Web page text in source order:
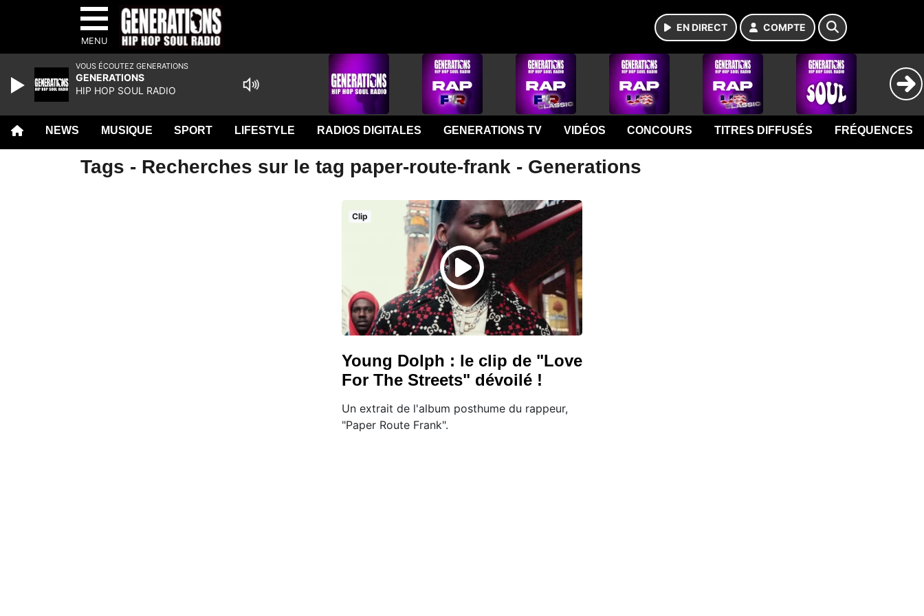
MENU
EN DIRECT COMPTE
NEWS MUSIQUE SPORT LIFESTYLE RADIOS DIGITALES GENERATIONS TV VIDÉOS CONCOURS TITRES DIFFUSÉS FRÉQUENCES
Tags - Recherches sur le tag paper-route-frank - Generations
Clip
Young Dolph : le clip de "Love
For The Streets" dévoilé !
Un extrait de l'album posthume du rappeur,
"Paper Route Frank".
VOUS ÉCOUTEZ GENERATIONS
GENERATIONS
HIP HOP SOUL RADIO